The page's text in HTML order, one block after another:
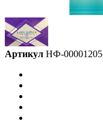
Артикул НФ-00001205